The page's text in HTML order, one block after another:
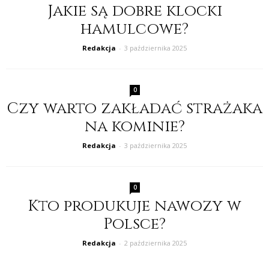
Jakie są dobre klocki
hamulcowe?
Redakcja - 3 października 2025
0
Czy warto zakładać strażaka
na kominie?
Redakcja - 3 października 2025
0
Kto produkuje nawozy w
Polsce?
Redakcja - 2 października 2025